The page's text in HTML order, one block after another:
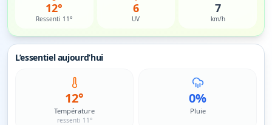
12°
Ressenti 11°
6
UV
7
km/h
L’essentiel aujourd’hui
12°
Température
ressenti 11°
0%
Pluie